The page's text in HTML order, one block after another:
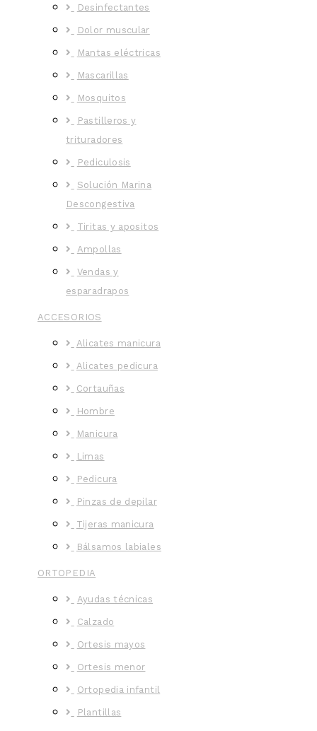
Desinfectantes
Dolor muscular
Mantas eléctricas
Mascarillas
Mosquitos
Pastilleros y
trituradores
Pediculosis
Solución Marina
Descongestiva
Tiritas y apositos
Ampollas
Vendas y
esparadrapos
ACCESORIOS
Alicates manicura
Alicates pedicura
Cortauñas
Hombre
Manicura
Limas
Pedicura
Pinzas de depilar
Tijeras manicura
Bálsamos labiales
ORTOPEDIA
Ayudas técnicas
Calzado
Ortesis mayos
Ortesis menor
Ortopedia infantil
Plantillas